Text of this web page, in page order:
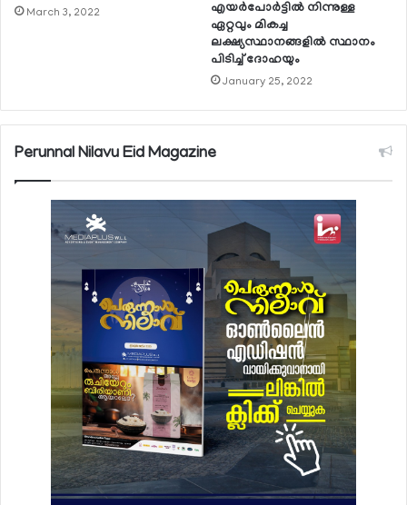
March 3, 2022
എയര്‍പോര്‍ട്ടില്‍ നിന്നുള്ള
ഏറ്റവും മികച്ച
ലക്ഷ്യസ്ഥാനങ്ങളില്‍ സ്ഥാനം
പിടിച്ച് ദോഹയും
January 25, 2022
Perunnal Nilavu Eid Magazine